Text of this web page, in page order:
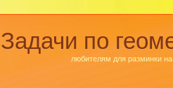
Задачи по
любителям для разминки на